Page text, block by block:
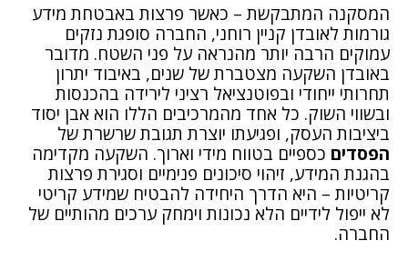
המסקנה המתבקשת – כאשר פרצות באבטחת מידע
גורמות לאובדן קניין רוחני, החברה סופגת נזקים
עמוקים הרבה יותר מהנראה על פני השטח. מדובר
באובדן השקעה מצטברת של שנים, באיבוד יתרון
תחרותי ייחודי ובפוטנציאל רציני לירידה בהכנסות
ובשווי השוק. כל אחד מהמרכיבים הללו הוא אבן יסוד
ביציבות העסק, ופגיעתו יוצרת תגובת שרשרת של
הפסדים כספיים בטווח מידי וארוך. השקעה מקדימה
בהגנת המידע, זיהוי סיכונים פנימיים וסגירת פרצות
קריטיות – היא הדרך היחידה להבטיח שמידע קריטי
לא ייפול לידיים הלא נכונות וימחק ערכים מהותיים של
החברה.